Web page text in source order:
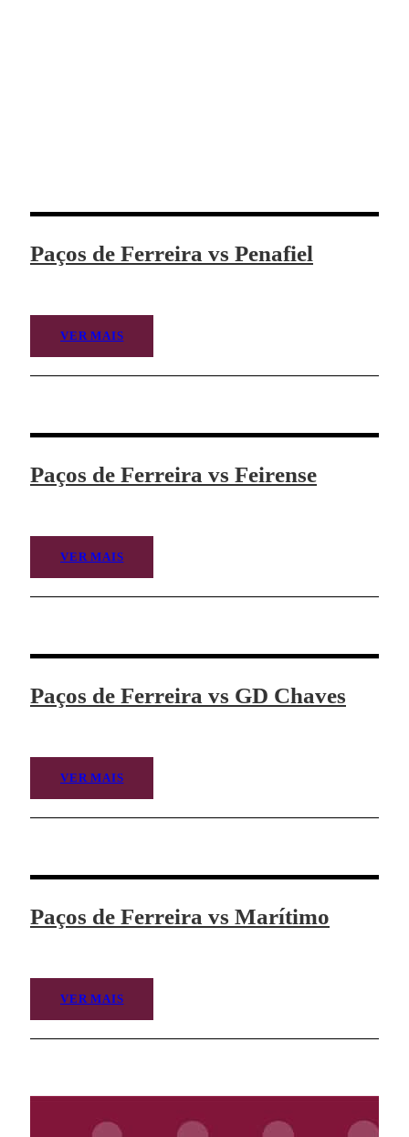
Paços de Ferreira vs Penafiel
VER MAIS
Paços de Ferreira vs Feirense
VER MAIS
Paços de Ferreira vs GD Chaves
VER MAIS
Paços de Ferreira vs Marítimo
VER MAIS